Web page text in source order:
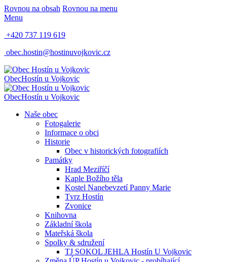
Rovnou na obsah Rovnou na menu
Menu
+420 737 119 619
obec.hostin@hostinuvojkovic.cz
ObecHostín u Vojkovic
ObecHostín u Vojkovic
Naše obec
Fotogalerie
Informace o obci
Historie
Obec v historických fotografiích
Památky
Hrad Meziříčí
Kaple Božího těla
Kostel Nanebevzetí Panny Marie
Tvrz Hostín
Zvonice
Knihovna
Základní škola
Mateřská škola
Spolky & sdružení
TJ SOKOL JEHLA Hostín U Vojkovic